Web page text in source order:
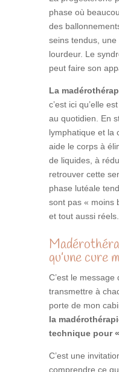
phase où
des
seins tendus,
lourdeur. Le
peut faire son
La
c’est ici qu’elle
au quotidien. En
lymphatique et la
aide le corps à
de liquides, à
retrouver cette
phase lutéale
sont pas « moins
et tout aussi réels.
qu’une cure
C’est le
transmettre à
porte de mon
la
technique pour
C’est une
comprendre ce